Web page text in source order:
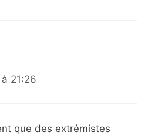
21:26
que des extrémistes